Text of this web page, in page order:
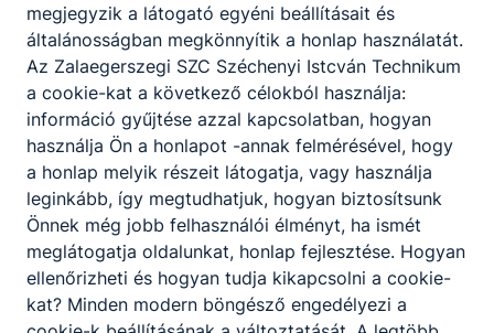
megjegyzik a látogató egyéni beállításait és
általánosságban megkönnyítik a honlap használatát.
Az Zalaegerszegi SZC Széchenyi Istcván Technikum
a cookie-kat a következő célokból használja:
információ gyűjtése azzal kapcsolatban, hogyan
használja Ön a honlapot -annak felmérésével, hogy
a honlap melyik részeit látogatja, vagy használja
leginkább, így megtudhatjuk, hogyan biztosítsunk
Önnek még jobb felhasználói élményt, ha ismét
meglátogatja oldalunkat, honlap fejlesztése. Hogyan
ellenőrizheti és hogyan tudja kikapcsolni a cookie-
kat? Minden modern böngésző engedélyezi a